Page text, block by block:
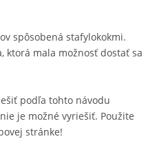
spôsobená stafylokokmi.
ktorá mala možnosť dostať sa
podľa tohto návodu
je možné vyriešiť. Použite
stránke!